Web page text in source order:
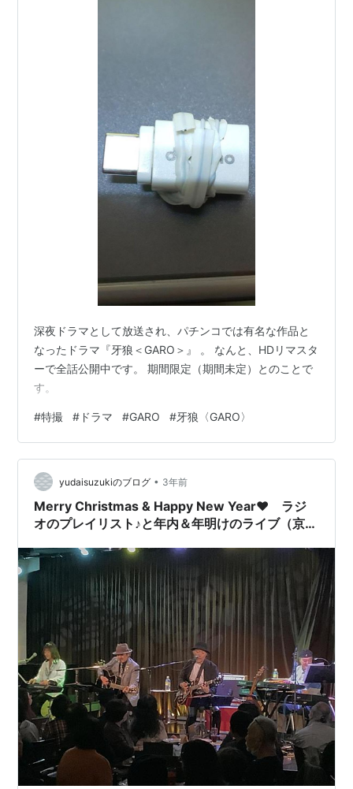
深夜ドラマとして放送され、パチンコでは有名な作品と
なったドラマ『牙狼＜GARO＞』 。 なんと、HDリマスタ
ーで全話公開中です。 期間限定（期間未定）とのことで
す。
#特撮 # ドラマ #GARO #牙狼〈GARO〉
yudaisuzukiのブログ • 3年前
Merry Christmas & Happy New Year❤️ ラジ
オのプレイリスト♪と年内＆年明けのライブ（京